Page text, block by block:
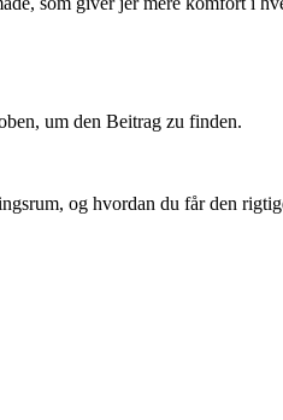
um den Beitrag zu finden.
og hvordan du får den